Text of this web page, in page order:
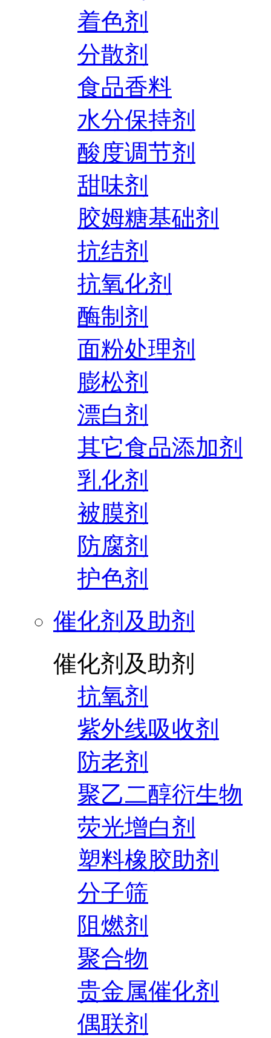
着色剂
分散剂
食品香料
水分保持剂
酸度调节剂
甜味剂
胶姆糖基础剂
抗结剂
抗氧化剂
酶制剂
面粉处理剂
膨松剂
漂白剂
其它食品添加剂
乳化剂
被膜剂
防腐剂
护色剂
催化剂及助剂
催化剂及助剂
抗氧剂
紫外线吸收剂
防老剂
聚乙二醇衍生物
荧光增白剂
塑料橡胶助剂
分子筛
阻燃剂
聚合物
贵金属催化剂
偶联剂